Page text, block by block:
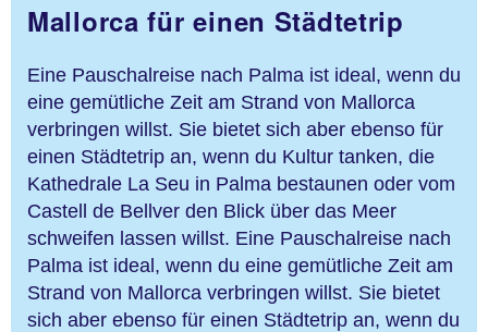
Mallorca für einen Städtetrip
Eine Pauschalreise nach Palma ist ideal, wenn du
eine gemütliche Zeit am Strand von Mallorca
verbringen willst. Sie bietet sich aber ebenso für
einen Städtetrip an, wenn du Kultur tanken, die
Kathedrale La Seu in Palma bestaunen oder vom
Castell de Bellver den Blick über das Meer
schweifen lassen willst. Eine Pauschalreise nach
Palma ist ideal, wenn du eine gemütliche Zeit am
Strand von Mallorca verbringen willst. Sie bietet
sich aber ebenso für einen Städtetrip an, wenn du